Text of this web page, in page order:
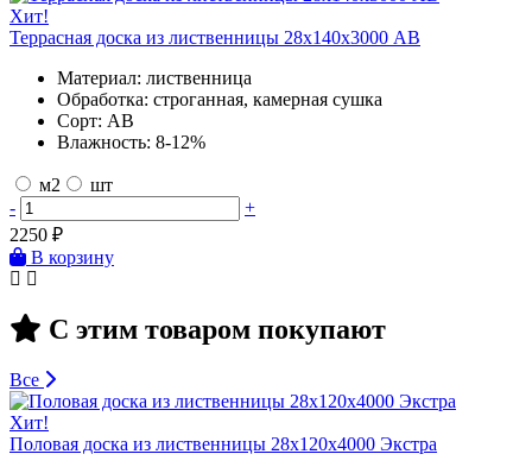
Хит!
Террасная доска из лиственницы 28х140х3000 AB
Материал: лиственница
Обработка: строганная, камерная сушка
Сорт: AB
Влажность: 8-12%
м2
шт
-
+
2250 ₽
В корзину
С этим товаром покупают
Все
Хит!
Половая доска из лиственницы 28х120х4000 Экстра